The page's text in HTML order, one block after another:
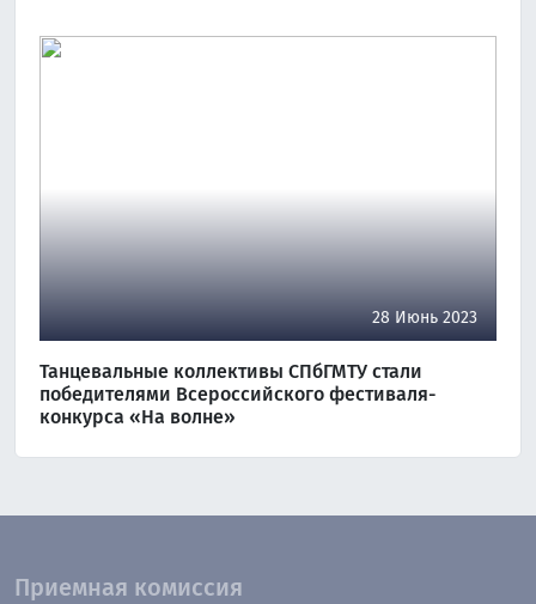
28 Июнь 2023
Танцевальные коллективы СПбГМТУ стали
победителями Всероссийского фестиваля-
конкурса «На волне»
Приемная комиссия